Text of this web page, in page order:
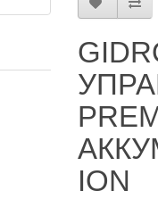
ION